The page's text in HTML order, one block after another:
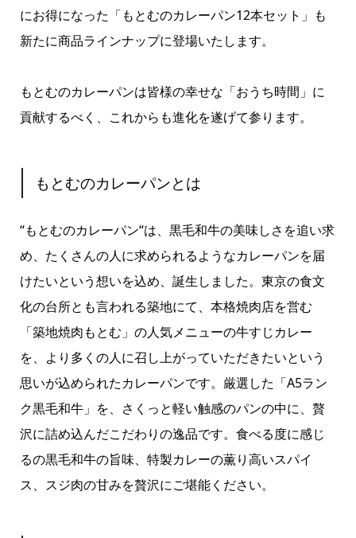
にお得になった「もとむのカレーパン12本セット」も
新たに商品ラインナップに登場いたします。
もとむのカレーパンは皆様の幸せな「おうち時間」に
貢献するべく、これからも進化を遂げて参ります。
もとむのカレーパンとは
“もとむのカレーパン“は、黒毛和牛の美味しさを追い求
め、たくさんの人に求められるようなカレーパンを届
けたいという想いを込め、誕生しました。東京の食文
化の台所とも言われる築地にて、本格焼肉店を営む
「築地焼肉もとむ」の人気メニューの牛すじカレー
を、より多くの人に召し上がっていただきたいという
思いが込められたカレーパンです。厳選した「A5ラン
ク黒毛和牛」を、さくっと軽い触感のパンの中に、贅
沢に詰め込んだこだわりの逸品です。食べる度に感じ
るの黒毛和牛の旨味、特製カレーの薫り高いスパイ
ス、スジ肉の甘みを贅沢にご堪能ください。